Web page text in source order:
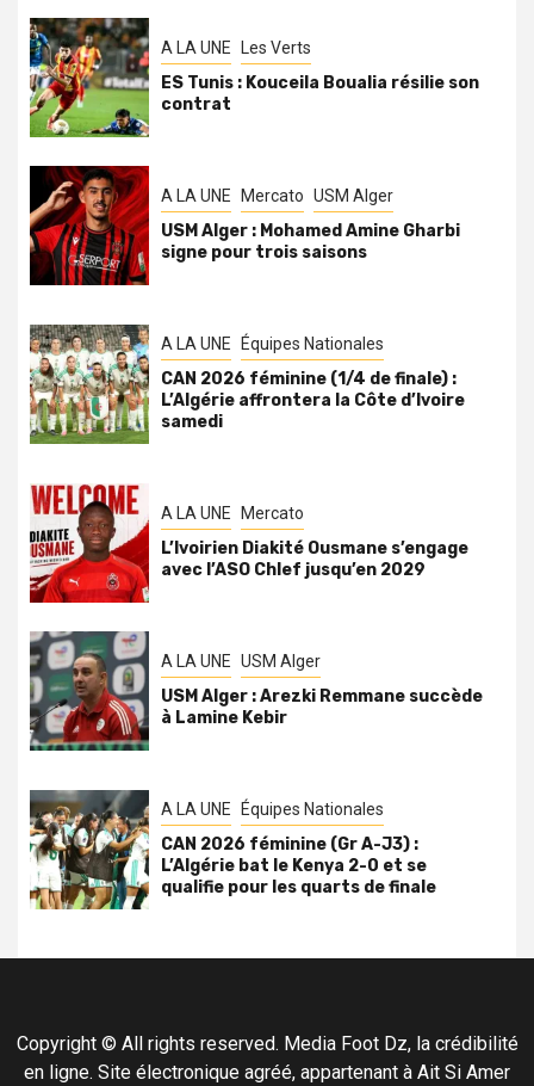
A LA UNE Les Verts
ES Tunis : Kouceila Boualia résilie son
contrat
A LA UNE Mercato USM Alger
USM Alger : Mohamed Amine Gharbi
signe pour trois saisons
A LA UNE Équipes Nationales
CAN 2026 féminine (1/4 de finale) :
L’Algérie affrontera la Côte d’Ivoire
samedi
A LA UNE Mercato
L’Ivoirien Diakité Ousmane s’engage
avec l’ASO Chlef jusqu’en 2029
A LA UNE USM Alger
USM Alger : Arezki Remmane succède
à Lamine Kebir
A LA UNE Équipes Nationales
CAN 2026 féminine (Gr A-J3) :
L’Algérie bat le Kenya 2-0 et se
qualifie pour les quarts de finale
Copyright © All rights reserved. Media Foot Dz, la crédibilité
en ligne. Site électronique agréé, appartenant à Ait Si Amer